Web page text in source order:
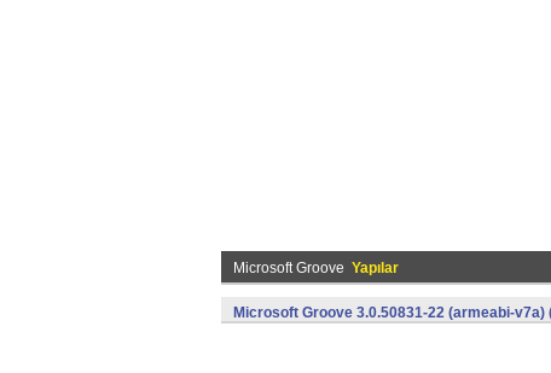
Microsoft Groove Yapılar
Microsoft Groove 3.0.50831-22 (armeabi-v7a)